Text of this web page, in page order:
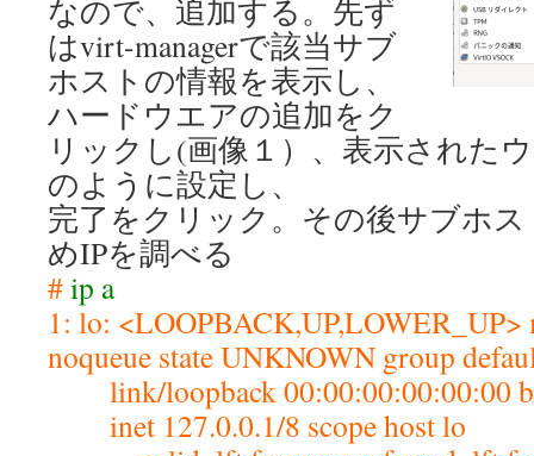
なので、追加する。先ず
はvirt-managerで該当サブ
ホストの情報を表示し、
ハードウエアの追加をク
リックし(画像１）、表示された
のように設定し、
完了をクリック。その後サブホ
めIPを調べる
#ip a
1: lo: <LOOPBACK,UP,LOWER_UP>
noqueue state UNKNOWN group
link/loopback 00:00:00:00:00:00
inet 127.0.0.1/8 scope host lo